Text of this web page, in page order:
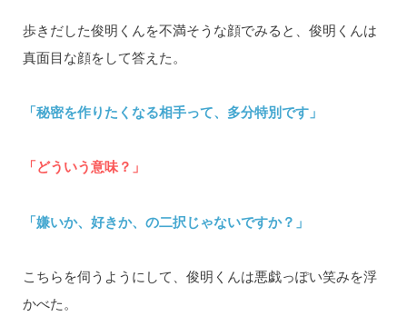
歩きだした俊明くんを不満そうな顔でみると、俊明くんは
真面目な顔をして答えた。
「秘密を作りたくなる相手って、多分特別です」
「どういう意味？」
「嫌いか、好きか、の二択じゃないですか？」
こちらを伺うようにして、俊明くんは悪戯っぽい笑みを浮
かべた。